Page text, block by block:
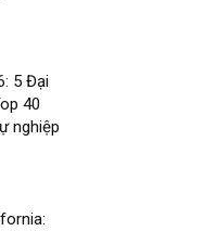
5 Đại
40
nghiệp